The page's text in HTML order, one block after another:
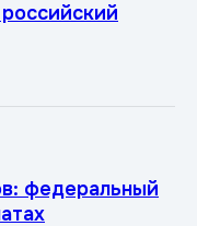
федеральный